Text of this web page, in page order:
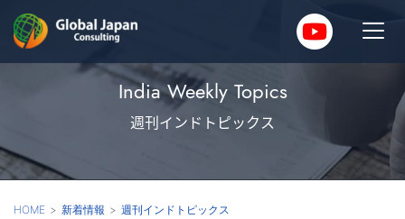
India Weekly Topics
週刊インドトピックス
HOME 新着情報
週刊インドトピックス